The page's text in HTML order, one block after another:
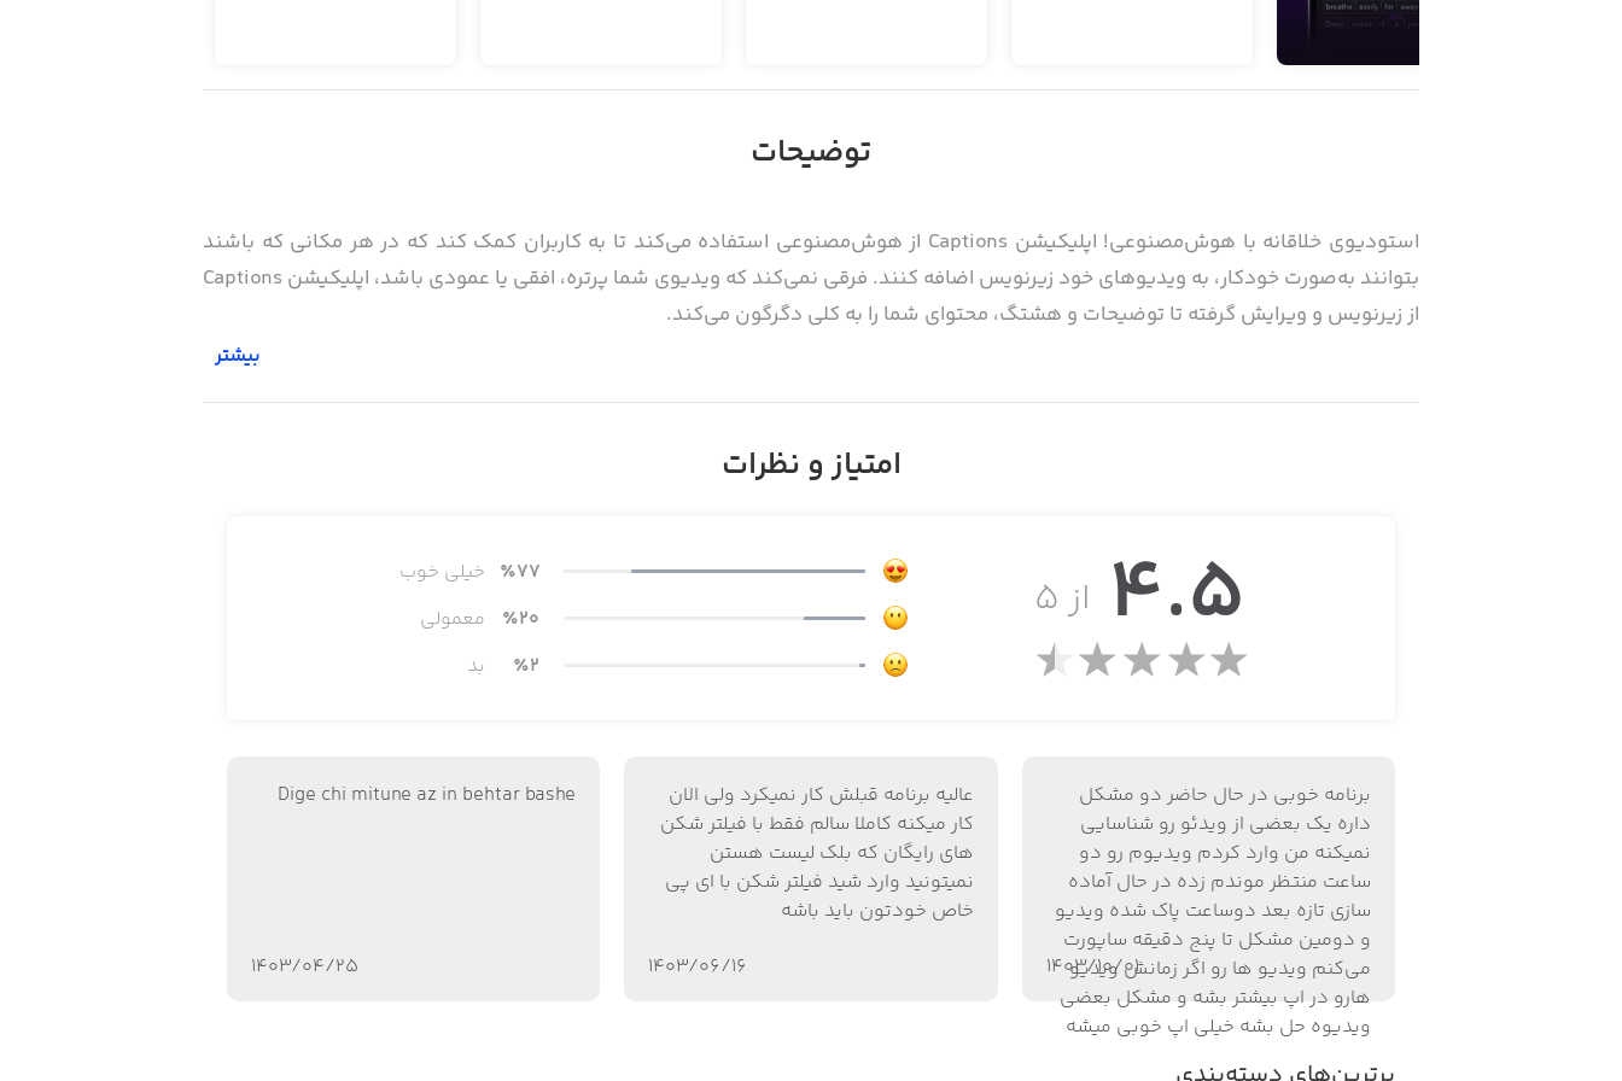
توضیحات
استودیوی خلاقانه با هوش‌مصنوعی! اپلیکیشن Captions از هوش‌مصنوعی استفاده می‌کند تا به کاربران کمک کند که در هر مکانی که باشند
بتوانند به‌صورت خودکار، به ویدیوهای خود زیرنویس اضافه کنند. فرقی نمی‌کند که ویدیوی شما پرتره، افقی یا عمودی باشد، اپلیکیشن Captions
از زیرنویس‌ و ویرایش گرفته تا توضیحات و هشتگ، محتوای شما را به کلی دگرگون می‌کند.
می‌سازد. پس از ساخت زیرنویس توسط هو‌ش‌مصنوعی، می‌توانید آن را ویرایش و حتی به‌صورت فایل SRT ذخیره کنید.
دیگر تبدیل کنید.
ویژگی‌های اپلیکیشن Captions:
• امکان اضافه کردن زیرنویس خودکار به ویدیو به کمک هوش‌مصنوعی
بیشتر
امتیاز و نظرات
از ۵ 4.5 ٪77
خیلی خوب
٪20
معمولی
٪2 بد
برنامه خوبی در حال حاضر دو مشکل
داره یک بعضی از ویدئو رو شناسایی
نمیکنه من وارد کردم ویدیوم رو دو
ساعت منتظر موندم زده در حال آماده
سازی تازه بعد دوساعت پاک شده ویدیو
و دومین مشکل تا پنج دقیقه ساپورت
می‌کنم ویدیو ها رو اگر زمانش ویدیو
هارو در اپ بیشتر بشه و مشکل بعضی
ویدیوه حل بشه خیلی اپ خوبی میشه
۱۴۰۳/۱۰/۰۱
عالیه برنامه قبلش کار نمیکرد ولی الان
کار میکنه کاملا سالم فقط با فیلتر شکن
های رایگان که بلک لیست هستن
نمیتونید وارد شید فیلتر شکن با ای پی
خاص خودتون باید باشه
۱۴۰۳/۰۶/۱۶
Dige chi mitune az in behtar bashe
۱۴۰۳/۰۴/۲۵